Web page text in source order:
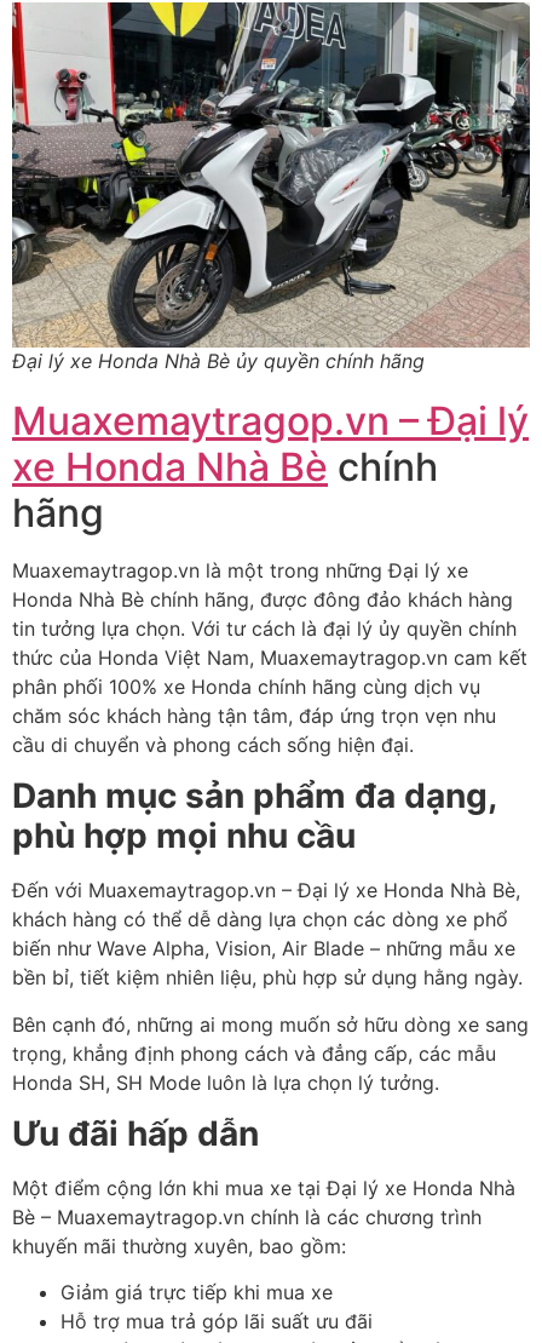
Đại lý xe Honda Nhà Bè ủy quyền chính hãng
Muaxemaytragop.vn – Đại lý
xe Honda Nhà Bè chính
hãng
Muaxemaytragop.vn là một trong những Đại lý xe
Honda Nhà Bè chính hãng, được đông đảo khách hàng
tin tưởng lựa chọn. Với tư cách là đại lý ủy quyền chính
thức của Honda Việt Nam, Muaxemaytragop.vn cam kết
phân phối 100% xe Honda chính hãng cùng dịch vụ
chăm sóc khách hàng tận tâm, đáp ứng trọn vẹn nhu
cầu di chuyển và phong cách sống hiện đại.
Danh mục sản phẩm đa dạng,
phù hợp mọi nhu cầu
Đến với Muaxemaytragop.vn – Đại lý xe Honda Nhà Bè,
khách hàng có thể dễ dàng lựa chọn các dòng xe phổ
biến như Wave Alpha, Vision, Air Blade – những mẫu xe
bền bỉ, tiết kiệm nhiên liệu, phù hợp sử dụng hằng ngày.
Bên cạnh đó, những ai mong muốn sở hữu dòng xe sang
trọng, khẳng định phong cách và đẳng cấp, các mẫu
Honda SH, SH Mode luôn là lựa chọn lý tưởng.
Ưu đãi hấp dẫn
Một điểm cộng lớn khi mua xe tại Đại lý xe Honda Nhà
Bè – Muaxemaytragop.vn chính là các chương trình
khuyến mãi thường xuyên, bao gồm:
Giảm giá trực tiếp khi mua xe
Hỗ trợ mua trả góp lãi suất ưu đãi